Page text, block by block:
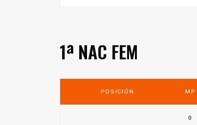
1ª NAC FEM
POSICIÓN MP
0